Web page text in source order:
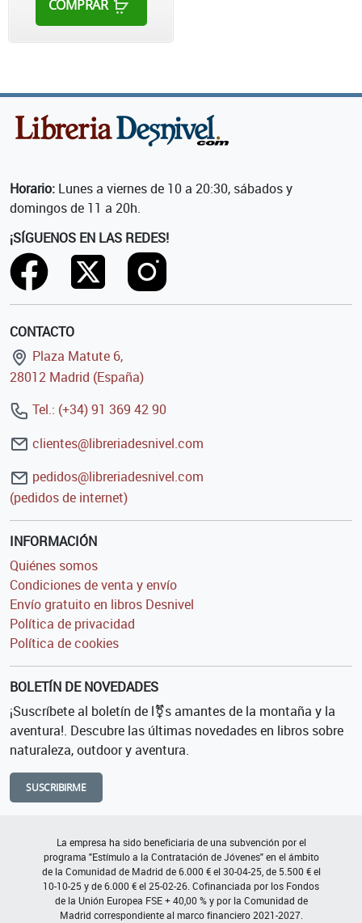
COMPRAR
Horario: Lunes a viernes de 10 a 20:30, sábados y
domingos de 11 a 20h.
¡SÍGUENOS EN LAS REDES!
CONTACTO
Plaza Matute 6,
28012 Madrid (España)
Tel.: (+34) 91 369 42 90
clientes@libreriadesnivel.com
pedidos@libreriadesnivel.com
(pedidos de internet)
INFORMACIÓN
Quiénes somos
Condiciones de venta y envío
Envío gratuito en libros Desnivel
Política de privacidad
Política de cookies
BOLETÍN DE NOVEDADES
¡Suscríbete al boletín de l⚧s amantes de la montaña y la
aventura!. Descubre las últimas novedades en libros sobre
naturaleza, outdoor y aventura.
SUSCRIBIRME
La empresa ha sido beneficiaria de una subvención por el
programa "Estímulo a la Contratación de Jóvenes" en el ámbito
de la Comunidad de Madrid de 6.000 € el 30-04-25, de 5.500 € el
10-10-25 y de 6.000 € el 25-02-26. Cofinanciada por los Fondos
de la Unión Europea FSE + 40,00 % y por la Comunidad de
Madrid correspondiente al marco financiero 2021-2027.